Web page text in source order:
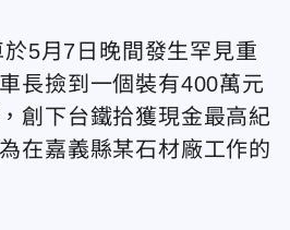
5月7日晚間發生罕見重
車長撿到一個裝有400萬元
創下台鐵拾獲現金最高紀
在嘉義縣某石材廠工作的